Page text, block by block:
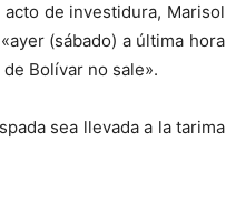
de investidura, Marisol
(sábado) a última hora
Bolívar no sale».
sea llevada a la tarima